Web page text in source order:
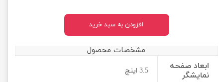
افزودن به سبد خرید
مشخصات محصول
ابعاد صفحه
نمایشگر
3.5 اینچ